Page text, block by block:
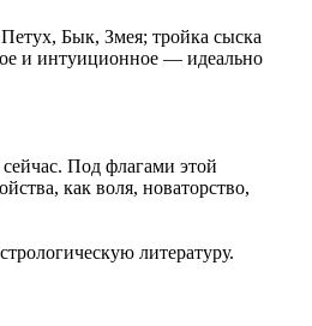
Бык, Змея; тройка сыска
и интуиционное — идеально
Под флагами этой
как воля, новаторство,
литературу.